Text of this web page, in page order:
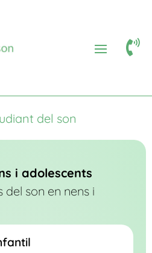

del son
i adolescents
del son en nens i